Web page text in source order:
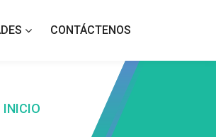
CONTÁCTENOS
INICIO